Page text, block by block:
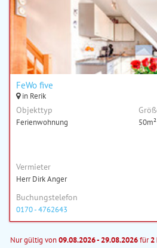
FeWo five
in Rerik
Objekttyp
Ferienwohnung 50m²
Vermieter
Herr Dirk Anger
Buchungstelefon
0170 - 4762643
Nur gültig von09.08.2026 - 29.08.2026für2